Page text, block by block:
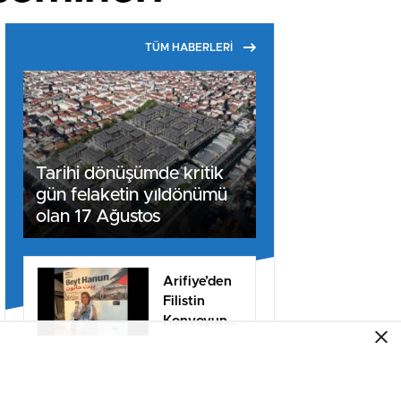
TÜM HABERLERİ
Tarihi dönüşümde kritik
gün felaketin yıldönümü
olan 17 Ağustos
Arifiye’den
Filistin
Konvoyuna